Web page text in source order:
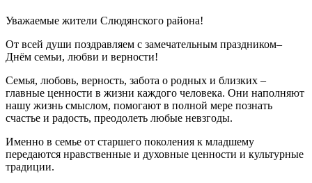
Уважаемые жители Слюдянского района!
От всей души поздравляем с замечательным праздником–
Днём семьи, любви и верности!
Семья, любовь, верность, забота о родных и близких –
главные ценности в жизни каждого человека. Они наполняют
нашу жизнь смыслом, помогают в полной мере познать
счастье и радость, преодолеть любые невзгоды.
Именно в семье от старшего поколения к младшему
передаются нравственные и духовные ценности и культурные
традиции.